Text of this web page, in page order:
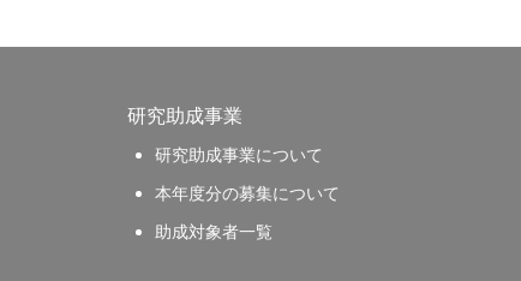
研究助成事業
研究助成事業について
本年度分の募集について
助成対象者一覧